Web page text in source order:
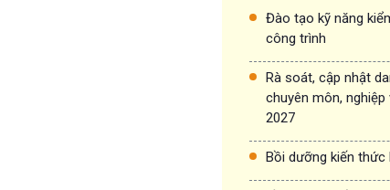
Đào tạo kỹ năng
công trình
Rà soát, cập nhật
chuyên môn,
2027
Bồi dưỡng kiến